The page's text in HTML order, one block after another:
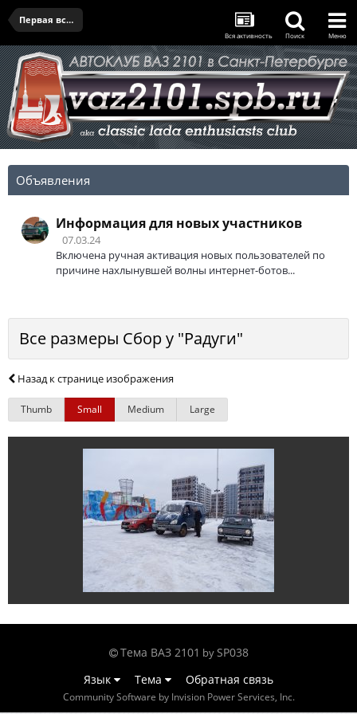
Первая встреча в 2022
Вся активность Поиск Меню
Объявления
Информация для новых участников
07.03.24
Включена ручная активация новых пользователей по
причине нахлынувшей волны интернет-ботов...
Все размеры Сбор у "Радуги"
Назад к странице изображения
Thumb Small Medium Large
Тема ВАЗ 2101 by SP038
Язык
Тема Обратная связь
Community Software by Invision Power Services, Inc.